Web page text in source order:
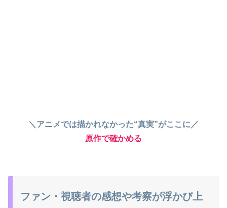
＼アニメでは描かれなかった“真実”がここに／
原作で確かめる
ファン・視聴者の感想や考察が浮かび上